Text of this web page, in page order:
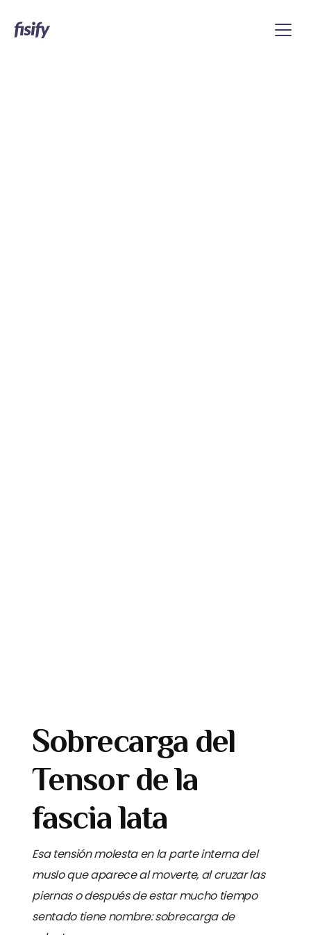
Sobrecarga del
Tensor de la
fascia lata
Esa tensión molesta en la parte interna del
muslo que aparece al moverte, al cruzar las
piernas o después de estar mucho tiempo
sentado tiene nombre: sobrecarga de